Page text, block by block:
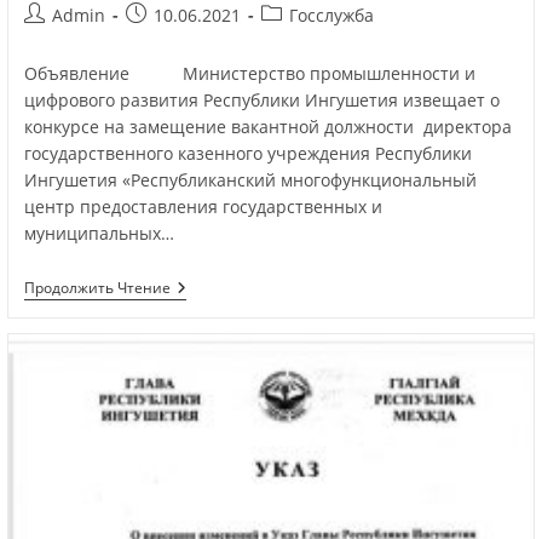
Admin 10.06.2021 Госслужба
Объявление Министерство промышленности и
цифрового развития Республики Ингушетия извещает о
конкурсе на замещение вакантной должности директора
государственного казенного учреждения Республики
Ингушетия «Республиканский многофункциональный
центр предоставления государственных и
муниципальных…
Продолжить Чтение